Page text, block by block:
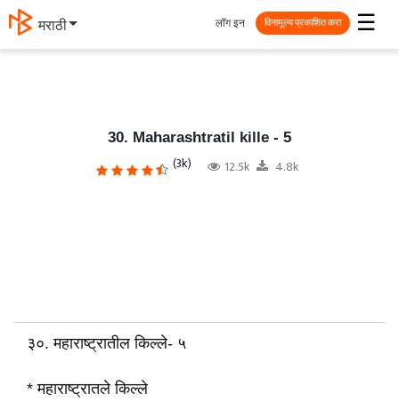
मराठी ☰
लॉग इन विनामूल्य प्रकाशित करा
30. Maharashtratil kille - 5
(3k) 12.5k 4.8k
३०. महाराष्ट्रातील किल्ले- ५
* महाराष्ट्रातले किल्ले